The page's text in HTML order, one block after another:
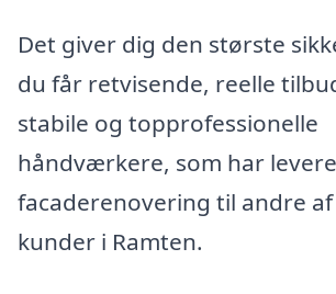
Det giver dig den største
du får retvisende, reelle
stabile og topprofessionelle
håndværkere, som har
facaderenovering til andre
kunder i Ramten.